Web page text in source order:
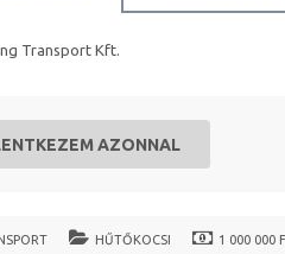
Transport Kft.
AZONNAL
HŰTŐKOCSI 1 000 000